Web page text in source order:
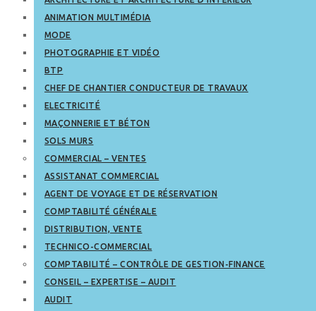
ANIMATION MULTIMÉDIA
MODE
PHOTOGRAPHIE ET VIDÉO
BTP
CHEF DE CHANTIER CONDUCTEUR DE TRAVAUX
ELECTRICITÉ
MAÇONNERIE ET BÉTON
SOLS MURS
COMMERCIAL – VENTES
ASSISTANAT COMMERCIAL
AGENT DE VOYAGE ET DE RÉSERVATION
COMPTABILITÉ GÉNÉRALE
DISTRIBUTION, VENTE
TECHNICO-COMMERCIAL
COMPTABILITÉ – CONTRÔLE DE GESTION-FINANCE
CONSEIL – EXPERTISE – AUDIT
AUDIT